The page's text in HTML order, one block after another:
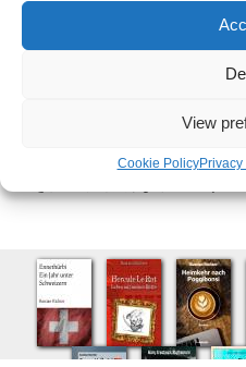
View
Cookie PolicyPrivacy
愛用の古い内陸船で水路を
また、私は長年イタリア
ます。とりわけヴェネツ
ァルダ・チンクェッティ